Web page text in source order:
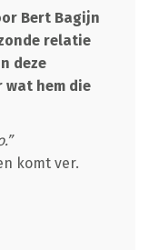
Bert Bagijn
relatie
deze
wat hem die
komt ver.